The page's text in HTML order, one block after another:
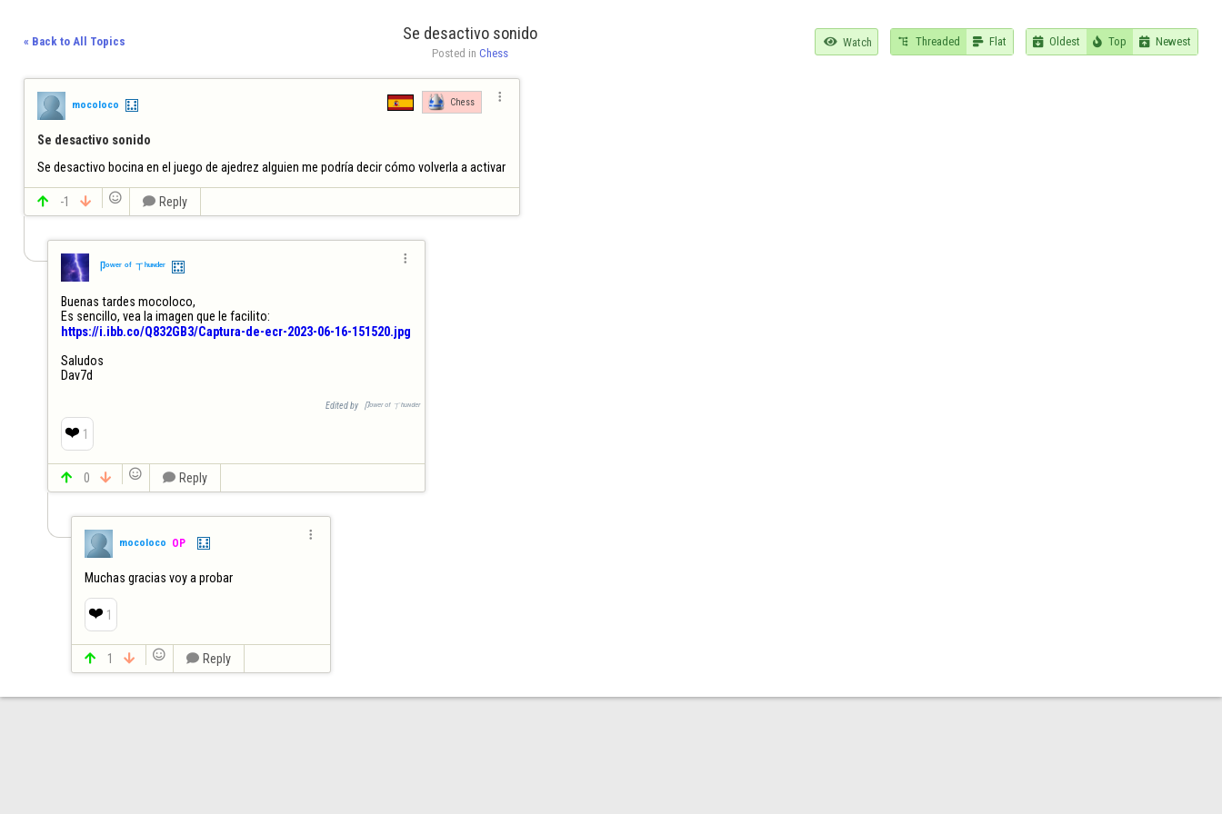
« Back to All Topics Se desactivo sonido
Posted in Chess
 Watch  Threaded  Flat  Oldest  Top  Newest
mocoloco Chess 
Se desactivo sonido
Se desactivo bocina en el juego de ajedrez alguien me podría decir cómo volverla a activar
 -1    Reply
卩ᵒʷᵉʳ ᵒᶠ ㄒʰᵘᶰᵈᵉʳ

Buenas tardes mocoloco,
https://i.ibb.co/Q832GB3/Captura-de-ecr-2023-06-16-151520.jpg
Saludos
Dav7d
Edited by 卩ᵒʷᵉʳ ᵒᶠ ㄒʰᵘᶰᵈᵉʳ
❤️ 1
 0    Reply
mocoloco OP

Muchas gracias voy a probar
❤️ 1
 1    Reply